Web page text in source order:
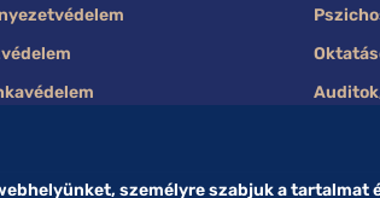
személyre szabjuk a